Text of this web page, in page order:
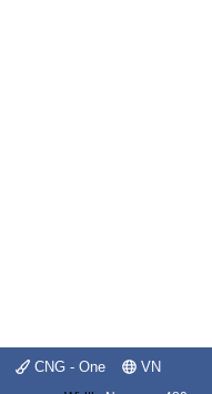
CNG - One VN